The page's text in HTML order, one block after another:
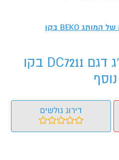
של המותג BEKO בקו
מייבש כביסה 7 ק"ג דגם DC7211 בקו
דירוג גולשים